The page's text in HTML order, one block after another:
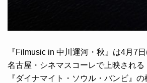
『Filmusic in 中川運河・秋』は4月7
名古屋・シネマスコーレで上映される
『ダイナマイト・ソウル・バンビ』